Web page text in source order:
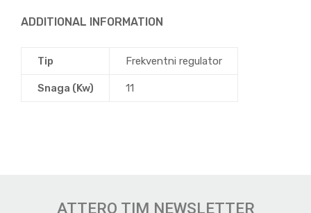
ADDITIONAL INFORMATION
Tip Frekventni regulator
Snaga (Kw) 11
ATTERO TIM NEWSLETTER